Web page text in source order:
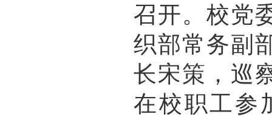
召开。校党
织部常务副
长宋策，巡
在校职工参